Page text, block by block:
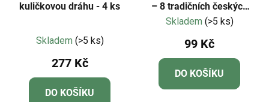
kuličkovou dráhu - 4 ks
hodnocení
produktu
je
4,5
Skladem (>5 ks)
277 Kč
DO KOŠÍKU
– 8 tradičních českých
písní - Edice 2
Skladem (>5 ks)
99 Kč
DO KOŠÍKU